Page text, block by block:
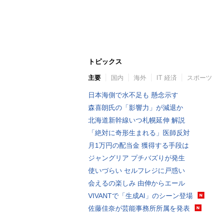
トピックス
主要 国内 海外 IT 経済 スポーツ
日本海側で水不足も 懸念示す
森喜朗氏の「影響力」が減退か
北海道新幹線いつ札幌延伸 解説
「絶対に奇形生まれる」医師反対
月1万円の配当金 獲得する手段は
ジャングリア プチバズりが発生
使いづらい セルフレジに戸惑い
会えるの楽しみ 由伸からエール
VIVANTで「生成AI」のシーン登場
佐藤佳奈が芸能事務所所属を発表